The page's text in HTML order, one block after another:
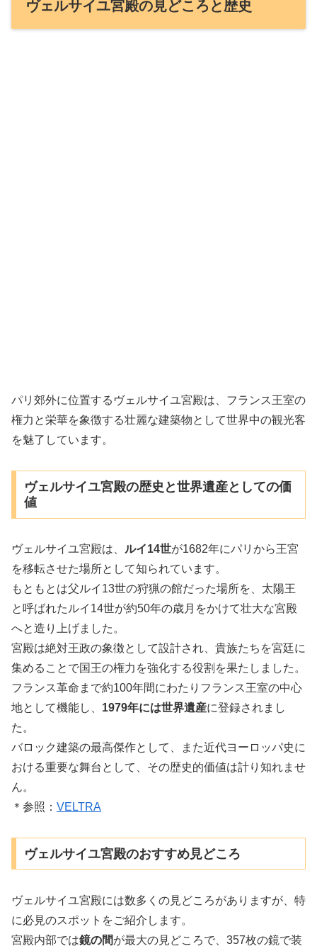
ヴェルサイユ宮殿の見どころと歴史
パリ郊外に位置するヴェルサイユ宮殿は、フランス王室の
権力と栄華を象徴する壮麗な建築物として世界中の観光客
を魅了しています。
ヴェルサイユ宮殿の歴史と世界遺産としての価
値
ヴェルサイユ宮殿は、 ルイ14世が1682年にパリから王宮
を移転させた場所として知られています。
もともとは父ルイ13世の狩猟の館だった場所を、太陽王
と呼ばれたルイ14世が約50年の歳月をかけて壮大な宮殿
へと造り上げました。
宮殿は絶対王政の象徴として設計され、貴族たちを宮廷に
集めることで国王の権力を強化する役割を果たしました。
フランス革命まで約100年間にわたりフランス王室の中心
地として機能し、 1979年には世界遺産に登録されまし
た。
バロック建築の最高傑作として、また近代ヨーロッパ史に
おける重要な舞台として、その歴史的価値は計り知れませ
ん。
＊参照： VELTRA
ヴェルサイユ宮殿のおすすめ見どころ
ヴェルサイユ宮殿には数多くの見どころがありますが、特
に必見のスポットをご紹介します。
宮殿内部では鏡の間が最大の見どころで、357枚の鏡で装